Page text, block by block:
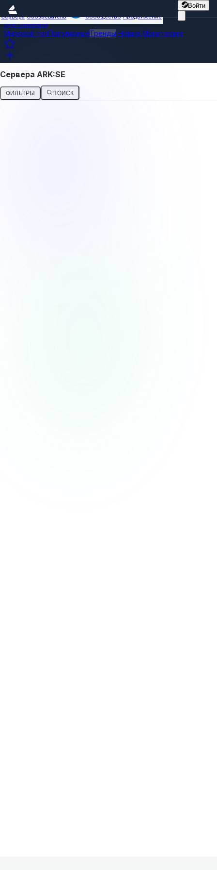
Войти
Сервера Обозреватель Сообщество Продвижение
Все сервера
Мировой топПопулярныеТренды Новые Мониторинг
Сервера ARK:SE
ФИЛЬТРЫ ПОИСК